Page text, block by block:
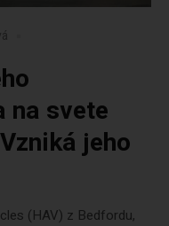
na svete
jeho
(HAV) z Bedfordu,